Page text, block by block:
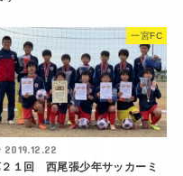
一宮FC
2019.12.22
１回 西尾張少年サッカーミ